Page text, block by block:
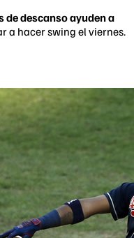
de descanso ayuden a
a hacer swing el viernes.